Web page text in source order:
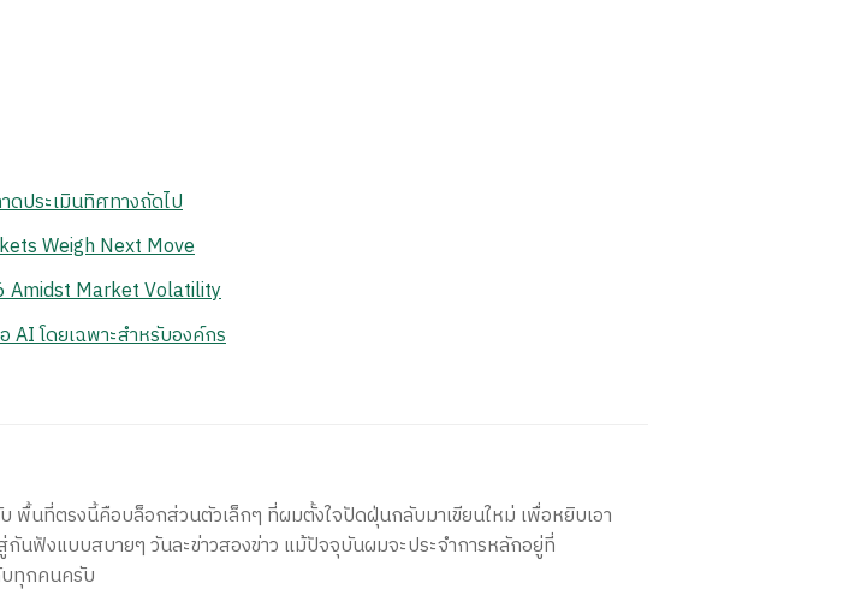
ดประเมินทิศทางถัดไป
Weigh Next Move
Amidst Market Volatility
โดยเฉพาะสำหรับองค์กร
นที่ตรงนี้คือบล็อกส่วนตัวเล็กๆ ที่ผมตั้งใจปัดฝุ่นกลับมาเขียนใหม่ เพื่อหยิบเอา
กันฟังแบบสบายๆ วันละข่าวสองข่าว แม้ปัจจุบันผมจะประจำการหลักอยู่ที่
ทุกคนครับ